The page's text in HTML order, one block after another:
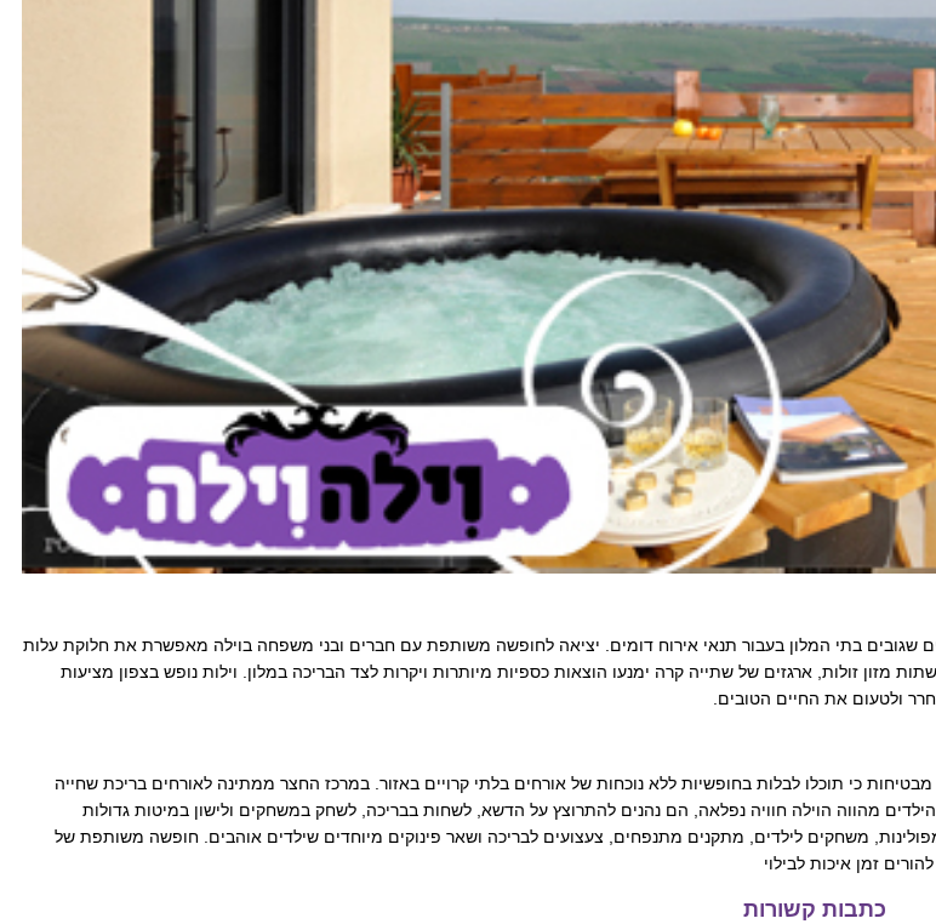
שגובים בתי המלון בעבור תנאי אירוח דומים. יציאה לחופשה משותפת עם חברים ובני משפחה בוילה מאפשרת את חלוקת עלות
זולות, ארגזים של שתייה קרה ימנעו הוצאות כספיות מיותרות ויקרות לצד הבריכה במלון. וילות נופש בצפון מציעות
ולטעום את החיים הטובים.
כי תוכלו לבלות בחופשיות ללא נוכחות של אורחים בלתי קרויים באזור. במרכז החצר ממתינה לאורחים בריכת שחייה
מהווה הוילה חוויה נפלאה, הם נהנים להתרוצץ על הדשא, לשחות בבריכה, לשחק במשחקים ולישון במיטות גדולות
משחקים לילדים, מתקנים מתנפחים, צעצועים לבריכה ושאר פינוקים מיוחדים שילדים אוהבים. חופשה משותפת של
זמן איכות לבילוי
כתבות קשורות